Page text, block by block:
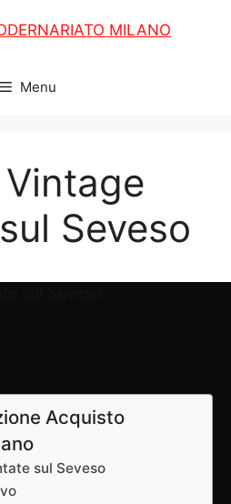
Menu
Seveso
Acquisto
sul Seveso